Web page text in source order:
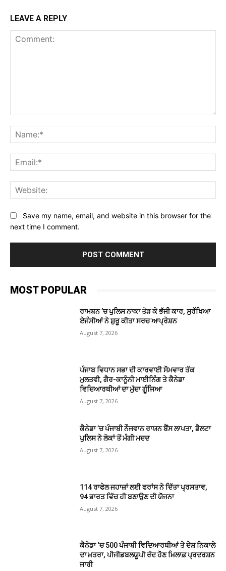
LEAVE A REPLY
Save my name, email, and website in this browser for the
next time I comment.
MOST POPULAR
ਰਾਮਬਨ ’ਚ ਪੁਲਿਸ ਨਾਕਾ ਤੋੜ ਕੇ ਭੱਜੀ ਕਾਰ, ਸੁਰੱਖਿਆ
ਏਜੰਸੀਆਂ ਨੇ ਸ਼ੁਰੂ ਕੀਤਾ ਸਰਚ ਆਪ੍ਰੇਸ਼ਨ
August 7, 2026
ਪੰਜਾਬ ਵਿਧਾਨ ਸਭਾ ਦੀ ਕਾਰਵਾਈ ਸੋਮਵਾਰ ਤੱਕ
ਮੁਲਤਵੀ, ਗੈਰ-ਕਾਨੂੰਨੀ ਮਾਈਨਿੰਗ ਤੇ ਕੈਨੇਡਾ
ਵਿਦਿਆਰਥੀਆਂ ਦਾ ਮੁੱਦਾ ਗੂੰਜਿਆ
August 7, 2026
ਕੈਨੇਡਾ ’ਚ ਪੰਜਾਬੀ ਨੌਜਵਾਨ ਰਾਯਨ ਬੈਂਸ ਲਾਪਤਾ, ਡੈਲਟਾ
ਪੁਲਿਸ ਨੇ ਲੋਕਾਂ ਤੋਂ ਮੰਗੀ ਮਦਦ
August 7, 2026
114 ਰਾਫੇਲ ਜਹਾਜ਼ਾਂ ਲਈ ਫਰਾਂਸ ਨੇ ਦਿੱਤਾ ਪ੍ਰਸਤਾਵ,
94 ਭਾਰਤ ਵਿੱਚ ਹੀ ਬਣਾਉਣ ਦੀ ਯੋਜਨਾ
August 7, 2026
ਕੈਨੇਡਾ ‘ਚ 500 ਪੰਜਾਬੀ ਵਿਦਿਆਰਥੀਆਂ ਤੇ ਦੇਸ਼ ਨਿਕਾਲੇ
ਦਾ ਖ਼ਤਰਾ, ਪੀਜੀਡਬਲਯੂਪੀ ਰੱਦ ਹੋਣ ਖ਼ਿਲਾਫ਼ ਪ੍ਰਦਰਸ਼ਨ
ਜਾਰੀ